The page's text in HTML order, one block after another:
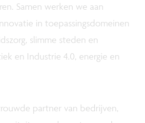
Samen werken we aan
in toepassingsdomeinen
slimme steden en
en Industrie 4.0, energie en
partner van bedrijven,